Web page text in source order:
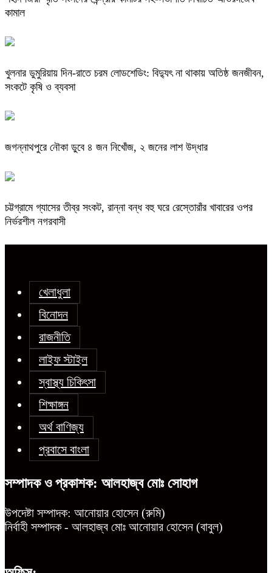
কামাল
খুলনার ডুমুরিয়ায় দিন-রাতে চরম লোডশেডিং: বিদ্যুৎ না থাকায় অতিষ্ঠ জনজীবন,
সংকটে কৃষি ও ব্যবসা
জগন্নাথপুরে নৌকা ডুবে ৪ জন নিখোঁজ, ২ জনের লাশ উদ্ধার
চট্টগ্রামে গ্যাসের তীব্র সংকট, রান্না বন্ধ বহু ঘরে রেস্তোরাঁর খাবারের ওপর
নির্ভরশীল নগরবাসী
খেলাধুলা
বিনোদন
রাজনীতি
লাইফ স্টাইল
স্বাস্থ্য চিকিৎসা
শিক্ষাঙ্গন
অর্থ বাণিজ্য
প্রবাসে বাংলা
সম্পাদক ও প্রকাশক: আলহাজ্ব মোঃ সোহাগ
উপদেষ্টা সম্পাদক: আনোয়ার হোসেন (রুমি)
নির্বাহী সম্পাদক - আলহাজ্ব মোঃ আনোয়ার হোসেন (বাবুল)